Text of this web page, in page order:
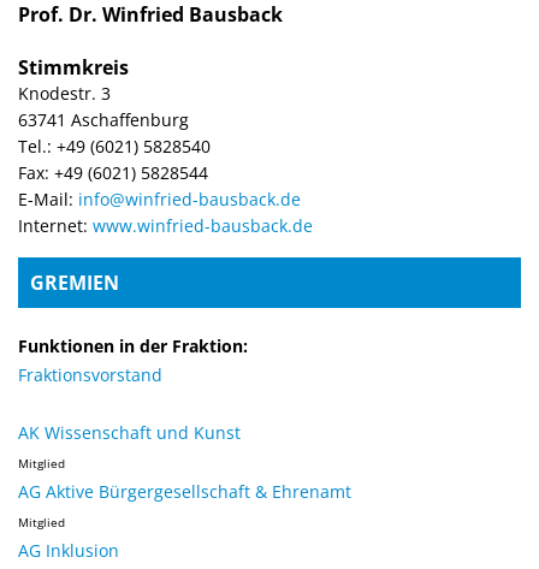
Prof. Dr. Winfried Bausback
Stimmkreis
Knodestr. 3
63741 Aschaffenburg
Tel.: +49 (6021) 5828540
Fax: +49 (6021) 5828544
E-Mail: info@winfried-bausback.de
Internet: www.winfried-bausback.de
GREMIEN
Funktionen in der Fraktion:
Fraktionsvorstand
AK Wissenschaft und Kunst
Mitglied
AG Aktive Bürgergesellschaft & Ehrenamt
Mitglied
AG Inklusion